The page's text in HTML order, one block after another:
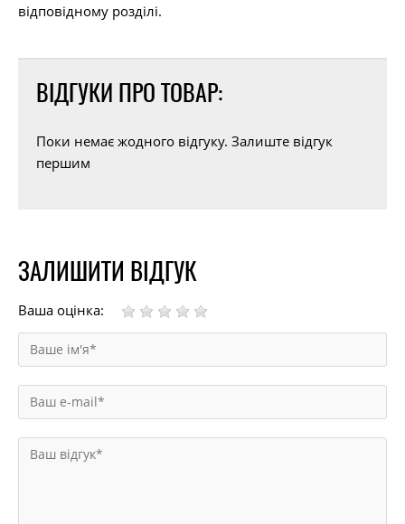
відповідному розділі.
ВІДГУКИ ПРО ТОВАР:
Поки немає жодного відгуку. Залиште відгук
першим
ЗАЛИШИТИ ВІДГУК
Ваша оцінка: